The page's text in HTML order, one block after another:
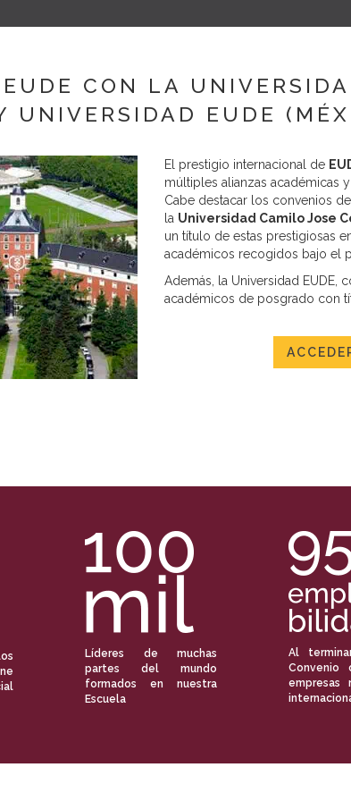
CON LA
UNIVERSIDAD EUDE
El prestigio internacional de
múltiples alianzas académicas
Cabe destacar los convenios
la Universidad Camilo Jose
un título de estas prestigiosas
académicos recogidos bajo el
Además, la Universidad EUDE,
académicos de posgrado con
Líderes de muchas
partes del mundo
formados en nuestra
Escuela
Al
Convenio
empresas